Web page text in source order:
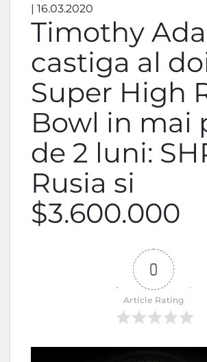
| 16.03.2020
Timothy
castiga al
Super High
Bowl in mai
de 2 luni:
Rusia si
$3.600.000
0
Article Rating